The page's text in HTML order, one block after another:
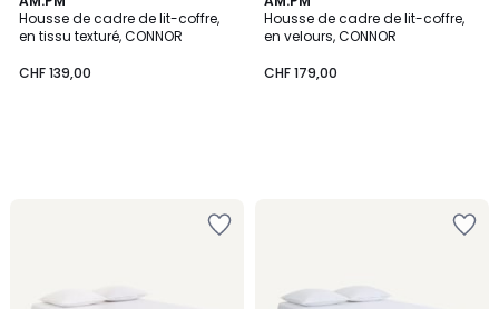
Housse de cadre de lit-coffre,
en tissu texturé, CONNOR
CHF 139,00
Housse de cadre de lit-coffre,
en velours, CONNOR
CHF 179,00